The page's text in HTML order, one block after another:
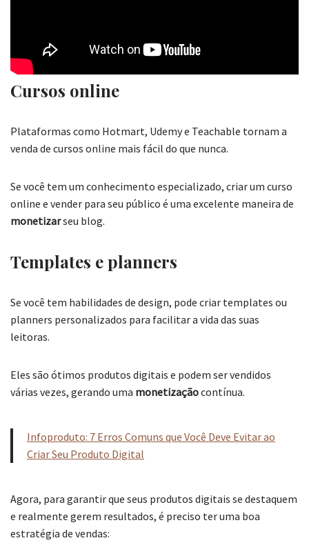
Cursos online
Plataformas como Hotmart, Udemy e Teachable tornam a
venda de cursos online mais fácil do que nunca.
Se você tem um conhecimento especializado, criar um curso
online e vender para seu público é uma excelente maneira de
monetizarseu blog.
Templates e planners
Se você tem habilidades de design, pode criar templates ou
planners personalizados para facilitar a vida das suas
leitoras.
Eles são ótimos produtos digitais e podem ser vendidos
várias vezes, gerando uma monetizaçãocontínua.
Infoproduto: 7 Erros Comuns que Você Deve Evitar ao
Criar Seu Produto Digital
Agora, para garantir que seus produtos digitais se destaquem
e realmente gerem resultados, é preciso ter uma boa
estratégia de vendas: